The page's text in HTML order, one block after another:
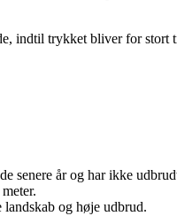
indtil trykket bliver for stort
senere år og har ikke
og høje udbrud.